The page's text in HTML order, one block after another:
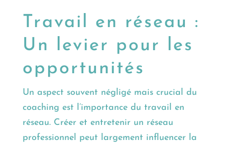
Travail en réseau :
Un levier pour les
opportunités
Un aspect souvent négligé mais crucial du
coaching est l’importance du travail en
réseau. Créer et entretenir un réseau
professionnel peut largement influencer la